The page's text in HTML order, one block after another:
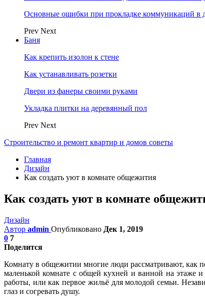
Основные ошибки при прокладке коммуникаций в
Prev Next
Баня
Как крепить изолон к стене
Как устанавливать розетки
Двери из фанеры своими руками
Укладка плитки на деревянный пол
Prev Next
Строительство и ремонт квартир и домов советы
Главная
Дизайн
Как создать уют в комнате общежития
Как создать уют в комнате
Дизайн
Автор admin Опубликовано Дек 1, 2019
0 7
Поделится
Комнату в общежитии многие люди рассматривают, как
маленькой комнате с общей кухней и ванной на этаже
работы, или как первое жильё для молодой семьи.
глаз и согревать душу.